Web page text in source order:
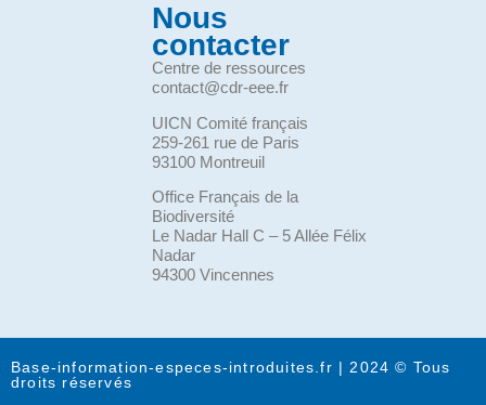
Nous
contacter
Centre de ressources
contact@cdr-eee.fr
UICN Comité français
259-261 rue de Paris
93100 Montreuil
Office Français de la
Biodiversité
Le Nadar Hall C – 5 Allée Félix
Nadar
94300 Vincennes
Base-information-especes-introduites.fr | 2024 © Tous
droits réservés